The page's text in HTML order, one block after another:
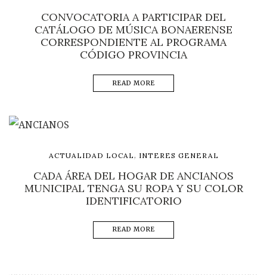
CONVOCATORIA A PARTICIPAR DEL
CATÁLOGO DE MÚSICA BONAERENSE
CORRESPONDIENTE AL PROGRAMA
CÓDIGO PROVINCIA
READ MORE
ACTUALIDAD LOCAL , INTERES GENERAL
CADA ÁREA DEL HOGAR DE ANCIANOS
MUNICIPAL TENGA SU ROPA Y SU COLOR
IDENTIFICATORIO
READ MORE